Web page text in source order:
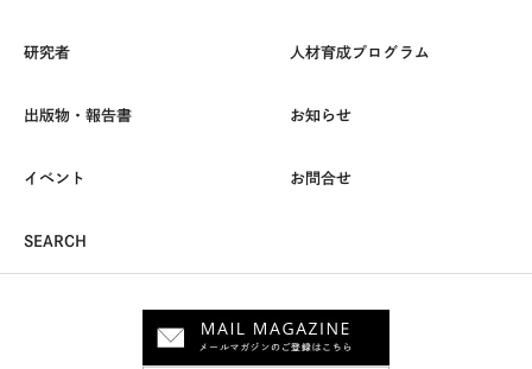
研究者 人材育成プログラム
出版物・報告書 お知らせ
イベント お問合せ
SEARCH